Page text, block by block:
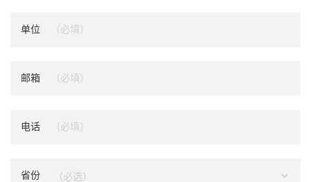
单位
邮箱
电话
省份